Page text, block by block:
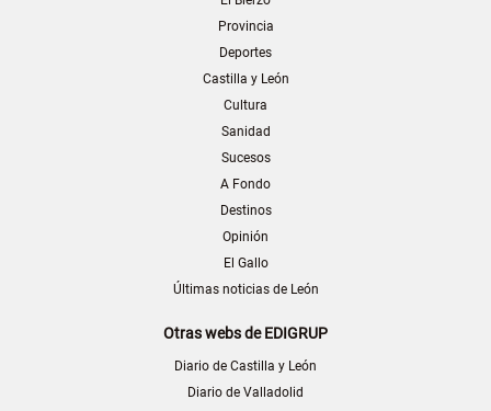
Provincia
Deportes
Castilla y León
Cultura
Sanidad
Sucesos
A Fondo
Destinos
Opinión
El Gallo
Últimas noticias de León
Otras webs de EDIGRUP
Diario de Castilla y León
Diario de Valladolid